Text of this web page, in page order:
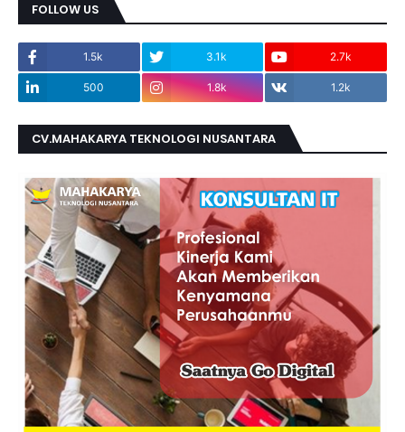
FOLLOW US
1.5k 3.1k 2.7k
500 1.8k 1.2k
CV.MAHAKARYA TEKNOLOGI NUSANTARA